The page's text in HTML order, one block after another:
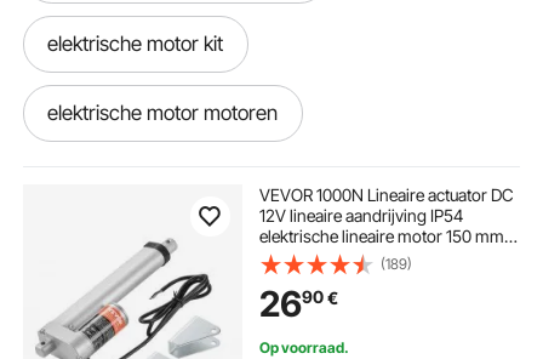
elektrische motor kit
elektrische motor motoren
elektrische actuator 12v elektrische s
elektrische 12v
VEVOR 1000N Lineaire actuator DC
12V lineaire aandrijving IP54
elektrische lineaire motor 150 mm
slag Geluidsniveau ≤50 dB
Elektrische deuropener 14 mm/s
rijsnelheid Lineaire technologie
Aanpassingsaandrijving
(189)
2690€
Op voorraad.